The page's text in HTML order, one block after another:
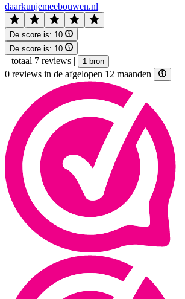
daarkunjemeebouwen.nl
De score is: 10
De score is: 10
| totaal 7 reviews | 1 bron
0 reviews in de afgelopen 12 maanden